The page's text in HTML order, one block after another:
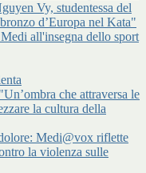
Vy, studentessa del
d’Europa nel Kata"
all'insegna dello sport
che attraversa le
la cultura della
Medi@vox riflette
la violenza sulle